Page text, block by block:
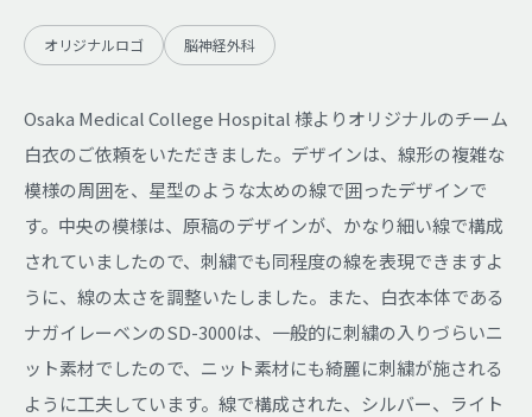
オリジナルロゴ 脳神経外科
Osaka Medical College Hospital 様よりオリジナルのチーム
白衣のご依頼をいただきました。デザインは、線形の複雑な
模様の周囲を、星型のような太めの線で囲ったデザインで
す。中央の模様は、原稿のデザインが、かなり細い線で構成
されていましたので、刺繍でも同程度の線を表現できますよ
うに、線の太さを調整いたしました。また、白衣本体である
ナガイレーベンのSD-3000は、一般的に刺繍の入りづらいニ
ット素材でしたので、ニット素材にも綺麗に刺繍が施される
ように工夫しています。線で構成された、シルバー、ライト